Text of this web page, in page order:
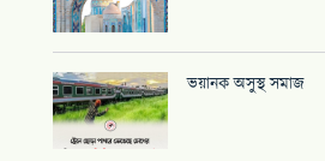
ভয়ানক অসুস্থ সমাজ